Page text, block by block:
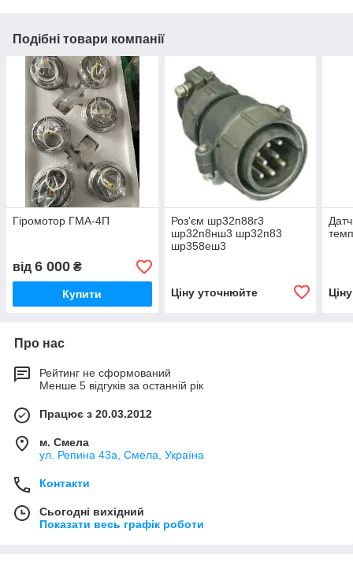
Подібні товари компанії
Гіромотор ГМА-4П
від 6 000 ₴
Купити
Роз'єм шр32п88г3
шр32п8нш3 шр32п83
шр358еш3
Ціну уточнюйте
Про нас
Рейтинг не сформований
Менше 5 відгуків за останній рік
Працює з 20.03.2012
м. Смела
ул. Репина 43а, Смела, Україна
Контакти
Сьогодні вихідний
Показати весь графік роботи